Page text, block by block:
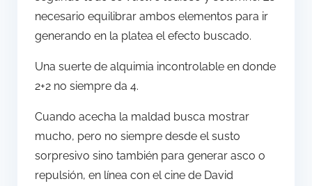
necesario equilibrar ambos elementos para ir
generando en la platea el efecto buscado.
Una suerte de alquimia incontrolable en donde
2+2 no siempre da 4.
Cuando acecha la maldad busca mostrar
mucho, pero no siempre desde el susto
sorpresivo sino también para generar asco o
repulsión, en línea con el cine de David